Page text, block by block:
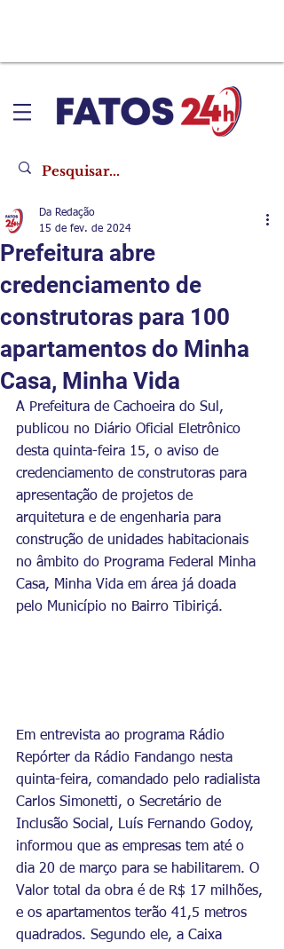
Prefeitura abre
credenciamento de
construtoras para 100
apartamentos do Minha
Casa, Minha Vida
Da Redação
15 de fev. de 2024
A Prefeitura de Cachoeira do Sul,
publicou no Diário Oficial Eletrônico
desta quinta-feira 15, o aviso de
credenciamento de construtoras para
apresentação de projetos de
arquitetura e de engenharia para
construção de unidades habitacionais
no âmbito do Programa Federal Minha
Casa, Minha Vida em área já doada
pelo Município no Bairro Tibiriçá.
Em entrevista ao programa Rádio
Repórter da Rádio Fandango nesta
quinta-feira, comandado pelo radialista
Carlos Simonetti, o Secretário de
Inclusão Social, Luís Fernando Godoy,
informou que as empresas tem até o
dia 20 de março para se habilitarem. O
Valor total da obra é de R$ 17 milhões,
e os apartamentos terão 41,5 metros
quadrados. Segundo ele, a Caixa